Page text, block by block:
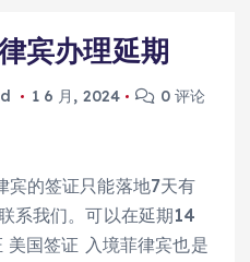
宾办理延期
1 6 月, 2024 0 评论
宾的签证只能落地7天有
系我们。可以在延期14
国签证 入境菲律宾也是